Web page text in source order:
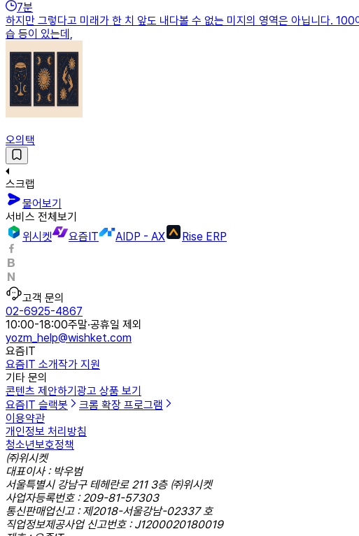
7분
하지만 그렇다고 미래가 한 치 앞도 내다볼 수 없는 미지의 영역은 아닙니다.
습 등이 있는데,
오의택
스크랩
물어보기
서비스 전체보기
위시켓
요즘IT AIDP - AX Rise ERP
고객 문의
02-6925-4867
10:00-18:00주말·공휴일 제외
yozm_help@wishket.com
요즘IT
요즘IT 소개작가 지원
기타 문의
콘텐츠 제안하기 광고 상품 보기
요즘IT 슬랙봇
크롬 확장 프로그램
이용약관
개인정보 처리방침
청소년보호정책
㈜위시켓
대표이사 : 박우범
서울특별시 강남구 테헤란로 211 3층 ㈜위시켓
사업자등록번호 : 209-81-57303
통신판매업신고 : 제2018-서울강남-02337 호
직업정보제공사업 신고번호 : J1200020180019